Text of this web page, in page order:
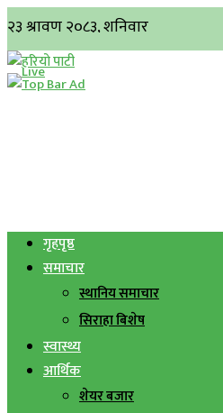
गृहपृष्ठ
समाचार
स्थानिय समाचार
सिराहा बिशेष
स्वास्थ्य
आर्थिक
शेयर बजार